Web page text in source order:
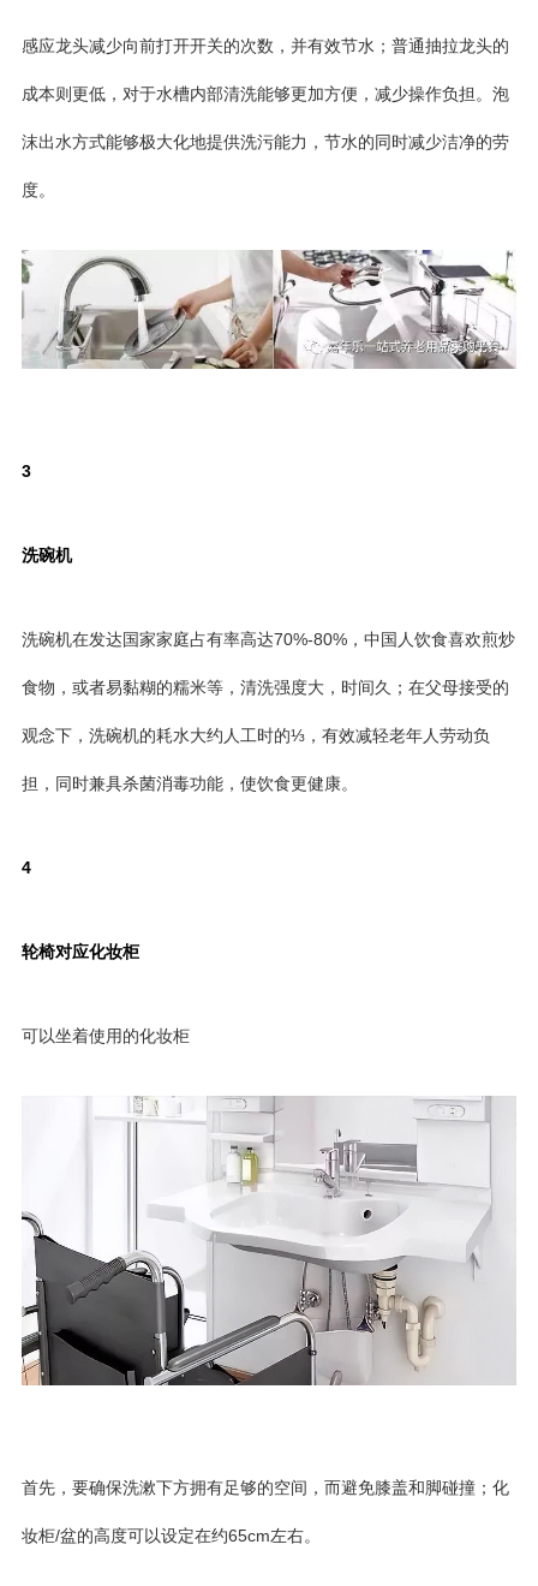
感应龙头减少向前打开开关的次数，并有效节水；普通抽拉龙头的
成本则更低，对于水槽内部清洗能够更加方便，减少操作负担。泡
沫出水方式能够极大化地提供洗污能力，节水的同时减少洁净的劳
度。
3
洗碗机
洗碗机在发达国家家庭占有率高达70%-80%，中国人饮食喜欢煎炒
食物，或者易黏糊的糯米等，清洗强度大，时间久；在父母接受的
观念下，洗碗机的耗水大约人工时的⅓，有效减轻老年人劳动负
担，同时兼具杀菌消毒功能，使饮食更健康。
4
轮椅对应化妆柜
可以坐着使用的化妆柜
首先，要确保洗漱下方拥有足够的空间，而避免膝盖和脚碰撞；化
妆柜/盆的高度可以设定在约65cm左右。